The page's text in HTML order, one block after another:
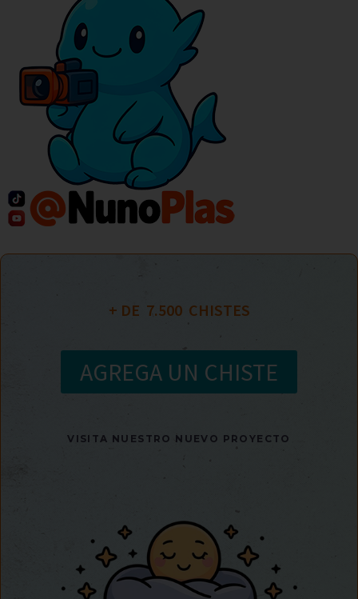
+ DE 7.500
  CHISTES
AGREGA UN CHISTE
VISITA NUESTRO NUEVO PROYECTO